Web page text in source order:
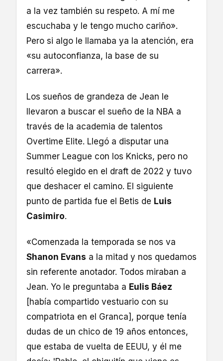
a la vez también su respeto. A mí me
escuchaba y le tengo mucho cariño».
Pero si algo le llamaba ya la atención, era
«su autoconfianza, la base de su
carrera».
Los sueños de grandeza de Jean le
llevaron a buscar el sueño de la NBA a
través de la academia de talentos
Overtime Elite. Llegó a disputar una
Summer League con los Knicks, pero no
resultó elegido en el draft de 2022 y tuvo
que deshacer el camino. El siguiente
punto de partida fue el Betis de Luis
Casimiro.
«Comenzada la temporada se nos va
Shanon Evans a la mitad y nos quedamos
sin referente anotador. Todos miraban a
Jean. Yo le preguntaba a Eulis Báez
[había compartido vestuario con su
compatriota en el Granca], porque tenía
dudas de un chico de 19 años entonces,
que estaba de vuelta de EEUU, y él me